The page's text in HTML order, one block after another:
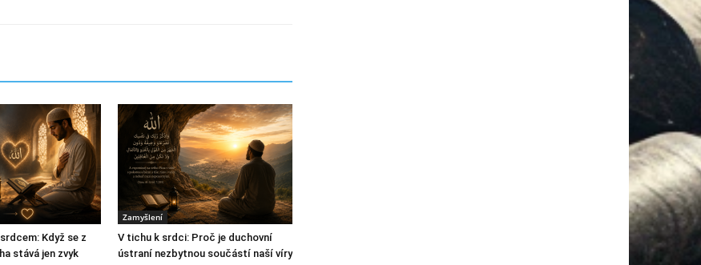
Když se z
stává jen zvyk
Zamyšlení
V tichu k srdci: Proč je duchovní
ústraní nezbytnou součástí naší víry